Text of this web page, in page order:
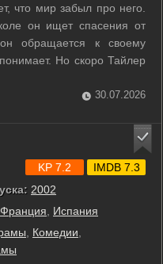
что мир забыл про него.
он ищет спасения от
обращается к своему
Но скоро Тайлер
центре бури - и попал в
...
30.07.2026
2002
Франция, Испания
, Комедии,
KP 7.2 IMDB 7.3